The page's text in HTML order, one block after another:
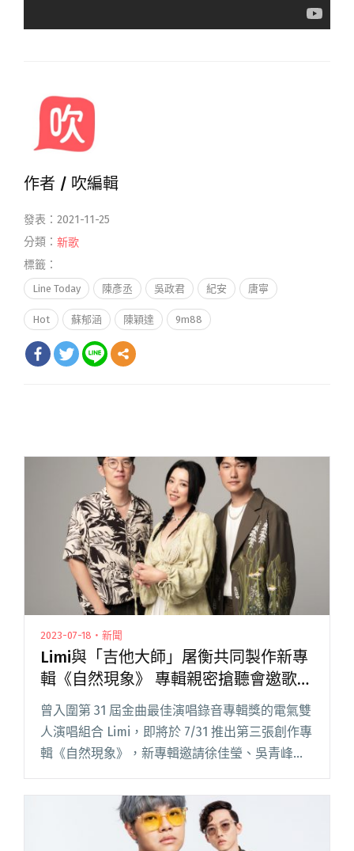
作者 / 吹編輯
發表：2021-11-25
分類： 新歌
標籤：
Line Today 陳彥丞 吳政君 紀安 唐寧
Hot 蘇郁涵 陳穎達 9m88
2023-07-18・新聞
Limi與「吉他大師」屠衡共同製作新專
輯《自然現象》 專輯親密搶聽會邀歌迷
參與
曾入圍第 31 屆金曲最佳演唱錄音專輯獎的電氣雙
人演唱組合 Limi，即將於 7/31 推出第三張創作專
輯《自然現象》，新專輯邀請徐佳瑩、吳青峰、
劉若英等巨星御用的新生代「吉他大師」屠衡共
同製作，從 6 月中旬開始釋出三首前導單曲，包
括與詩閱讀全文 "Limi與「吉他大師」屠衡共同製
作新專輯《自然現象》 專輯親密搶聽會邀歌迷參